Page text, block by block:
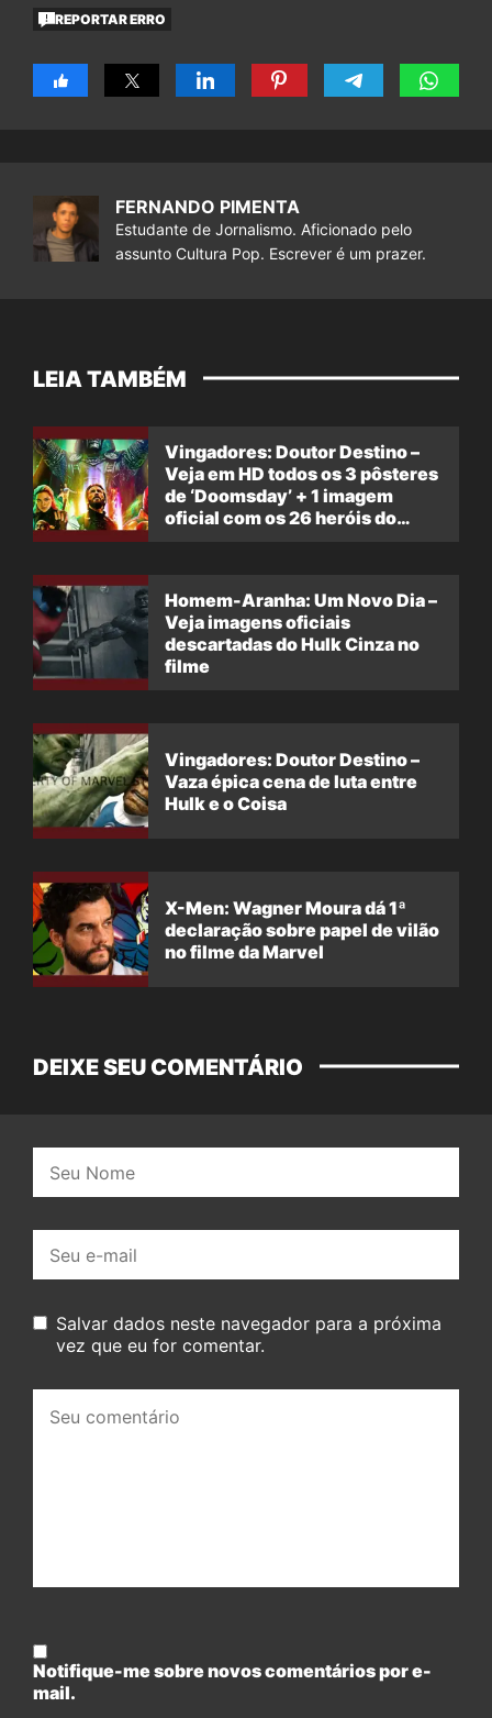
REPORTAR ERRO
FERNANDO PIMENTA
Estudante de Jornalismo. Aficionado pelo
assunto Cultura Pop. Escrever é um prazer.
LEIA TAMBÉM
Vingadores: Doutor Destino –
Veja em HD todos os 3 pôsteres
de ‘Doomsday’ + 1 imagem
oficial com os 26 heróis do
Homem-Aranha: Um Novo Dia –
Veja imagens oficiais
descartadas do Hulk Cinza no
filme
Vingadores: Doutor Destino –
Vaza épica cena de luta entre
Hulk e o Coisa
X-Men: Wagner Moura dá 1ª
declaração sobre papel de vilão
no filme da Marvel
DEIXE SEU COMENTÁRIO
mail:
Salvar dados neste navegador para a próxima
vez que eu for comentar.
comentário:
Notifique-me sobre novos comentários por e-
mail.